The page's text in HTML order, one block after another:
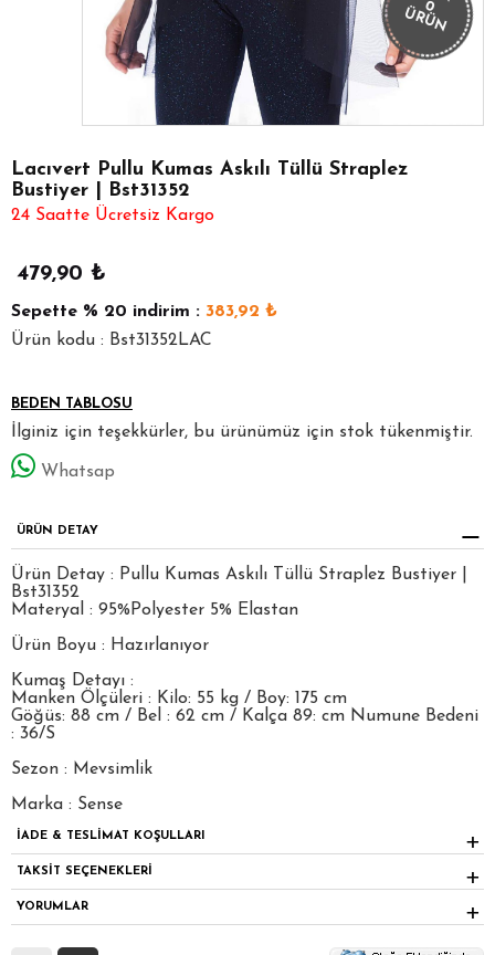
0
ÜRÜN
Lacıvert Pullu Kumas Askılı Tüllü Straplez
Bustiyer | Bst31352
24 Saatte Ücretsiz Kargo
479,90 ₺
Sepette % 20 indirim : 383,92 ₺
Ürün kodu : Bst31352LAC
BEDEN TABLOSU
İlginiz için teşekkürler, bu ürünümüz için stok tükenmiştir.
Whatsap
ÜRÜN DETAY
Ürün Detay : Pullu Kumas Askılı Tüllü Straplez Bustiyer |
Bst31352
Materyal : 95%Polyester 5% Elastan
Ürün Boyu : Hazırlanıyor
Kumaş Detayı :
Manken Ölçüleri : Kilo: 55 kg / Boy: 175 cm
Göğüs: 88 cm / Bel : 62 cm / Kalça 89: cm Numune Bedeni
: 36/S
Sezon : Mevsimlik
Marka : Sense
İADE & TESLİMAT KOŞULLARI
TAKSİT SEÇENEKLERİ
YORUMLAR